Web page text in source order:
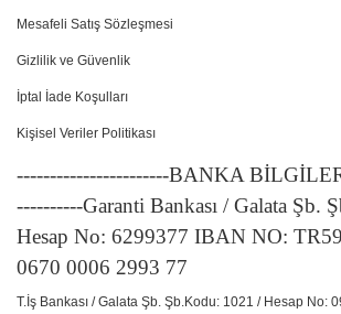
Mesafeli Satış Sözleşmesi
Gizlilik ve Güvenlik
İptal İade Koşulları
Kişisel Veriler Politikası
-----------------------BANKA
----------Garanti Bankası / Galata Şb.
Hesap No: 6299377 IBAN NO:
0670 0006 2993 77
T.İş Bankası / Galata Şb. Şb.Kodu: 1021 / Hesap No: